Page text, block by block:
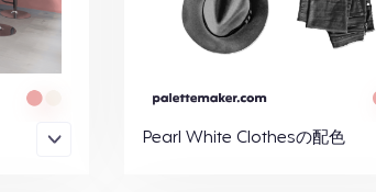
Pearl White Clothesの配色